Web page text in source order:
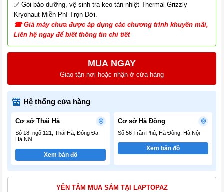
✅ Gói bảo dưỡng, vệ sinh tra keo tản nhiệt Thermal Grizzly
Kryonaut Miễn Phí Trọn Đời.
☎Giá máy chưa được áp dụng các chương trình khuyến mãi,
Liên hệ ngay để biết thông tin chi tiết
MUA NGAY
Giao tận nơi hoặc nhận ở cửa hàng
Hệ thống cửa hàng
Cơ sở Thái Hà
Số 18, ngõ 121, Thái Hà, Đống Đa,
Hà Nội
Xem bản đồ
Cơ sở Hà Đông
Số 56 Trần Phú, Hà Đông, Hà Nội
Xem bản đồ
YÊN TÂM MUA SẮM TẠI LAPTOPAZ